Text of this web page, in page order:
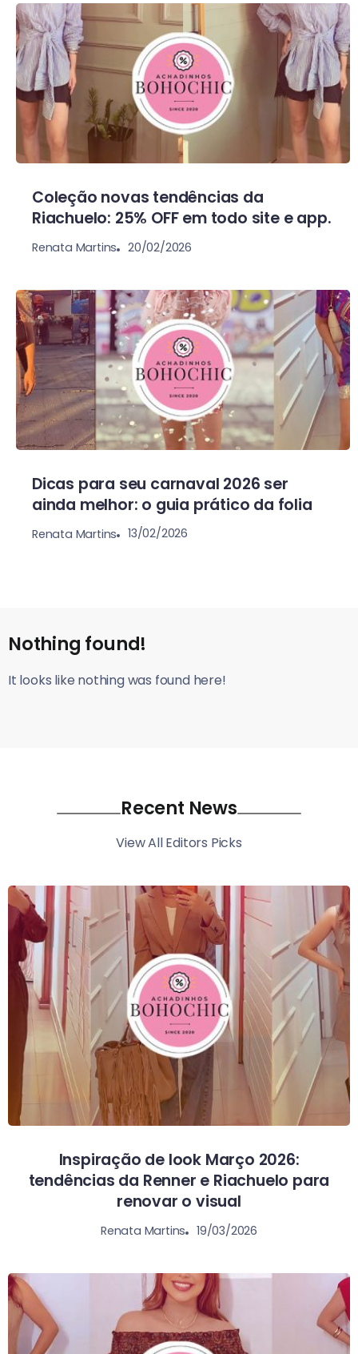
Coleção novas tendências da
Riachuelo: 25% OFF em todo site e app.
Renata Martins 20/02/2026
Dicas para seu carnaval 2026 ser
ainda melhor: o guia prático da folia
Renata Martins 13/02/2026
Nothing found!
It looks like nothing was found here!
Recent News
View All Editors Picks
Inspiração de look Março 2026:
tendências da Renner e Riachuelo para
renovar o visual
Renata Martins 19/03/2026